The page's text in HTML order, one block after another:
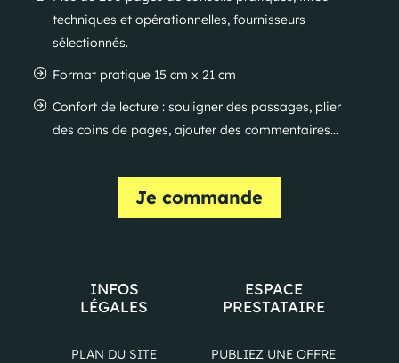
INFOS
LÉGALES
PLAN DU SITE
ESPACE
PRESTATAIRE
PUBLIEZ UNE OFFRE
techniques et opérationnelles, fournisseurs
sélectionnés.
Format pratique 15 cm x 21 cm
Confort de lecture : souligner des passages, plier
des coins de pages, ajouter des commentaires…
Je commande